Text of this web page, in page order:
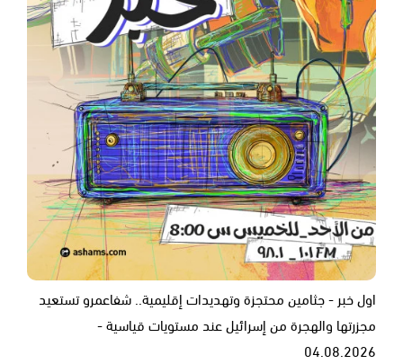
اول خبر - جثامين محتجزة وتهديدات إقليمية.. شفاعمرو تستعيد
مجزرتها والهجرة من إسرائيل عند مستويات قياسية -
04.08.2026